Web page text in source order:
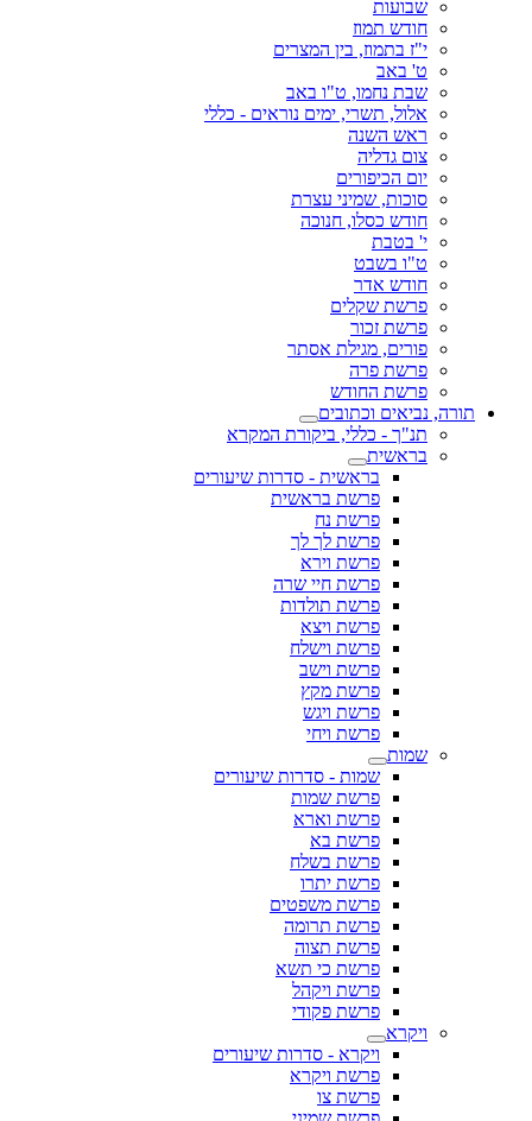
שבועות
חודש תמוז
י"ז בתמוז, בין המצרים
ט' באב
שבת נחמו, ט"ו באב
אלול, תשרי, ימים נוראים - כללי
ראש השנה
צום גדליה
יום הכיפורים
סוכות, שמיני עצרת
חודש כסלו, חנוכה
י' בטבת
ט"ו בשבט
חודש אדר
פרשת שקלים
פרשת זכור
פורים, מגילת אסתר
פרשת פרה
פרשת החודש
תורה, נביאים וכתובים
תנ"ך - כללי, ביקורת המקרא
בראשית
בראשית - סדרות שיעורים
פרשת בראשית
פרשת נח
פרשת לך לך
פרשת וירא
פרשת חיי שרה
פרשת תולדות
פרשת ויצא
פרשת וישלח
פרשת וישב
פרשת מקץ
פרשת ויגש
פרשת ויחי
שמות
שמות - סדרות שיעורים
פרשת שמות
פרשת וארא
פרשת בא
פרשת בשלח
פרשת יתרו
פרשת משפטים
פרשת תרומה
פרשת תצוה
פרשת כי תשא
פרשת ויקהל
פרשת פקודי
ויקרא
ויקרא - סדרות שיעורים
פרשת ויקרא
פרשת צו